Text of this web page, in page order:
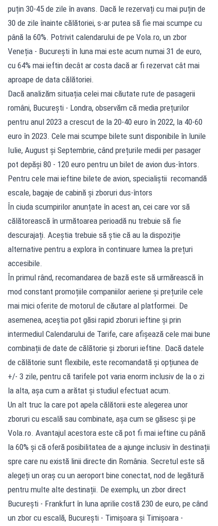
puțin 30-45 de zile în avans. Dacă le rezervați cu mai puțin de
30 de zile înainte călătoriei, s-ar putea să fie mai scumpe cu
până la 60%. Potrivit calendarului de pe Vola.ro, un zbor
Veneția - București în luna mai este acum numai 31 de euro,
cu 64% mai ieftin decât ar costa dacă ar fi rezervat cât mai
aproape de data călătoriei.
Dacă analizăm situația celei mai căutate rute de pasagerii
români, București - Londra, observăm că media prețurilor
pentru anul 2023 a crescut de la 20-40 euro în 2022, la 40-60
euro în 2023. Cele mai scumpe bilete sunt disponibile în lunile
Iulie, August și Septembrie, când prețurile medii per pasager
pot depăși 80 - 120 euro pentru un bilet de avion dus-întors.
Pentru cele mai ieftine bilete de avion, specialiștii recomandă
escale, bagaje de cabină și zboruri dus-întors
În ciuda scumpirilor anunțate în acest an, cei care vor să
călătorească în următoarea perioadă nu trebuie să fie
descurajați. Aceștia trebuie să știe că au la dispoziție
alternative pentru a explora în continuare lumea la prețuri
accesibile.
În primul rând, recomandarea de bază este să urmărească în
mod constant promoțiile companiilor aeriene și prețurile cele
mai mici oferite de motorul de căutare al platformei. De
asemenea, aceștia pot găsi rapid zboruri ieftine și prin
intermediul Calendarului de Tarife, care afișează cele mai bune
combinații de date de călătorie și zboruri ieftine. Dacă datele
de călătorie sunt flexibile, este recomandată și opțiunea de
+/- 3 zile, pentru că tarifele pot varia enorm inclusiv de la o zi
la alta, așa cum a arătat și studiul efectuat acum.
Un alt truc la care pot apela călătorii este alegerea unor
zboruri cu escală sau combinate, așa cum se găsesc și pe
Vola.ro. Avantajul acestora este că pot fi mai ieftine cu până
la 60% și că oferă posibilitatea de a ajunge inclusiv în destinații
spre care nu există linii directe din România. Secretul este să
alegeți un oraș cu un aeroport bine conectat, nod de legătură
pentru multe alte destinații. De exemplu, un zbor direct
București - Frankfurt în luna aprilie costă 230 de euro, pe când
un zbor cu escală, București - Timișoara și Timișoara -